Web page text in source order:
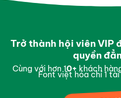
Trở thành hội viên VIP
quyền
Cùng với hơn 10+ khách
Font việt hóa chỉ 1